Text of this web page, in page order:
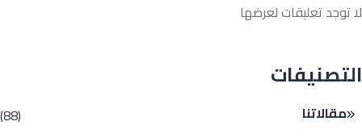
تعليقات لعرضها
مقالاتنا